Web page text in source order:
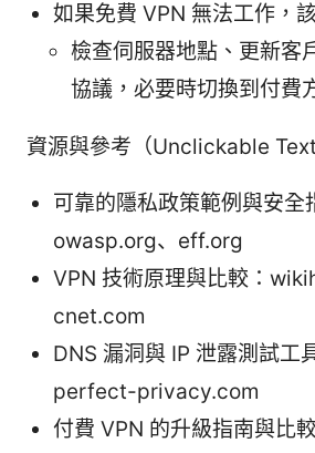
如果免費 VPN 無法工作，
檢查伺服器地點、更新客
協議，必要時切換到付費
資源與參考（Unclickable Text
可靠的隱私政策範例與安全
owasp.org、eff.org
VPN 技術原理與比較：
cnet.com
DNS 漏洞與 IP 泄露測試工
perfect-privacy.com
付費 VPN 的升級指南與比較